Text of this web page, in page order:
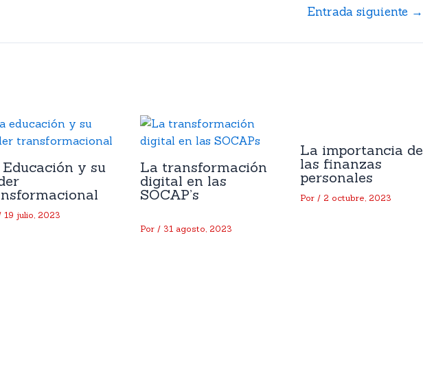
Entrada siguiente →
y su
19 julio, 2023
La transformación
digital en las
SOCAP’s
Por / 31 agosto, 2023
La importancia de
las finanzas
personales
Por / 2 octubre, 2023